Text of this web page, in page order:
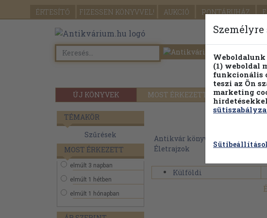
ÉRTESÍTŐ FIZESSEN KÖNYVVEL! AUKCIÓ PONTÁRUHÁZ
ÚJ KÖNYVEK MOST ÉRKEZETT
TÉMAKÖR
Szűrések
MOST ÉRKEZETT
elmúlt 3 napban
elmúlt 1 hétben
elmúlt 1 hónapban
Antikvár könyvek
Életrajzok
Külföldi
(1) weboldal
funkcionális
teszi az Ön
marketing